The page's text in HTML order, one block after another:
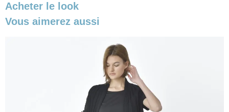
Acheter le look
Vous aimerez aussi